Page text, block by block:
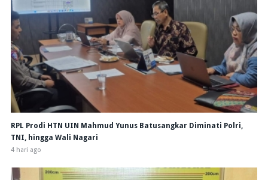
RPL Prodi HTN UIN Mahmud Yunus Batusangkar Diminati Polri,
TNI, hingga Wali Nagari
4 hari ago